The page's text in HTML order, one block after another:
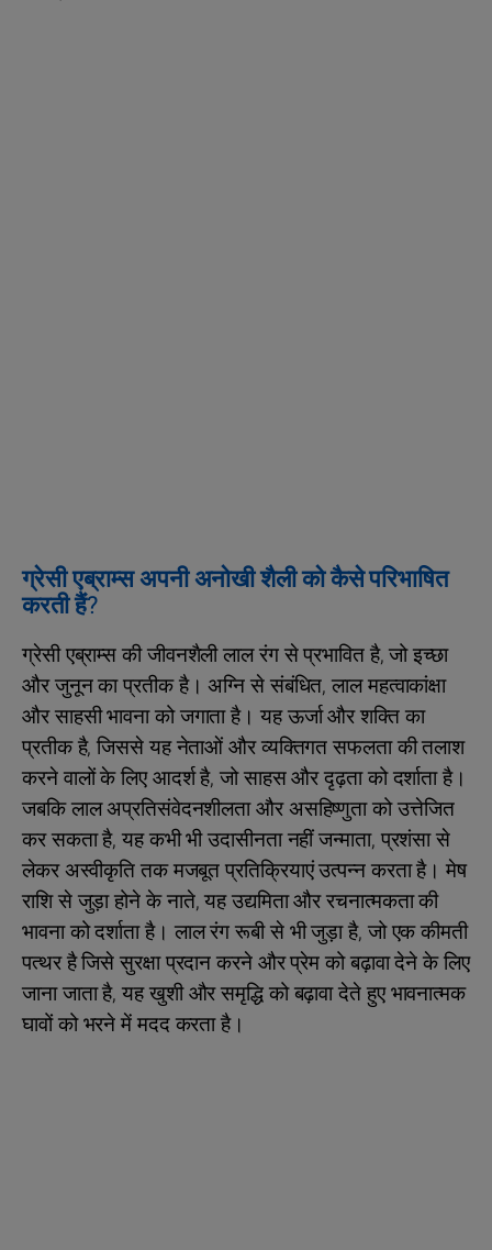
ग्रेसी एब्राम्स अपनी अनोखी शैली को कैसे परिभाषित
करती हैं?
ग्रेसी एब्राम्स की जीवनशैली लाल रंग से प्रभावित है, जो इच्छा
और जुनून का प्रतीक है। अग्नि से संबंधित, लाल महत्वाकांक्षा
और साहसी भावना को जगाता है। यह ऊर्जा और शक्ति का
प्रतीक है, जिससे यह नेताओं और व्यक्तिगत सफलता की तलाश
करने वालों के लिए आदर्श है, जो साहस और दृढ़ता को दर्शाता है।
जबकि लाल अप्रतिसंवेदनशीलता और असहिष्णुता को उत्तेजित
कर सकता है, यह कभी भी उदासीनता नहीं जन्माता, प्रशंसा से
लेकर अस्वीकृति तक मजबूत प्रतिक्रियाएं उत्पन्न करता है। मेष
राशि से जुड़ा होने के नाते, यह उद्यमिता और रचनात्मकता की
भावना को दर्शाता है। लाल रंग रूबी से भी जुड़ा है, जो एक कीमती
पत्थर है जिसे सुरक्षा प्रदान करने और प्रेम को बढ़ावा देने के लिए
जाना जाता है, यह खुशी और समृद्धि को बढ़ावा देते हुए भावनात्मक
घावों को भरने में मदद करता है।